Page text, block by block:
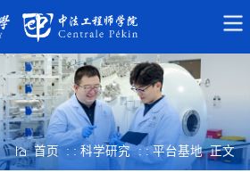
首页 : : 科学研究 : : 平台基地 正文